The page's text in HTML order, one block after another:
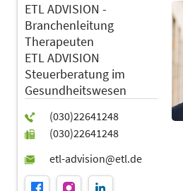
ETL ADVISION -
Branchenleitung
Therapeuten
ETL ADVISION
Steuerberatung im
Gesundheitswesen